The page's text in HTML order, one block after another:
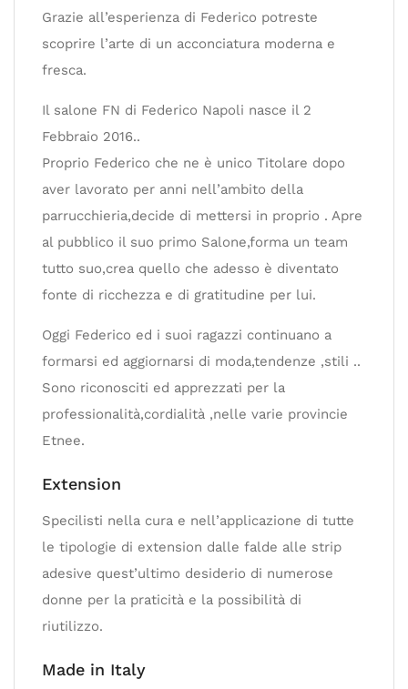
Grazie all’esperienza di Federico potreste
scoprire l’arte di un acconciatura moderna e
fresca.
Il salone FN di Federico Napoli nasce il 2
Febbraio 2016..
Proprio Federico che ne è unico Titolare dopo
aver lavorato per anni nell’ambito della
parrucchieria,decide di mettersi in proprio . Apre
al pubblico il suo primo Salone,forma un team
tutto suo,crea quello che adesso è diventato
fonte di ricchezza e di gratitudine per lui.
Oggi Federico ed i suoi ragazzi continuano a
formarsi ed aggiornarsi di moda,tendenze ,stili ..
Sono riconosciti ed apprezzati per la
professionalità,cordialità ,nelle varie provincie
Etnee.
Extension
Specilisti nella cura e nell’applicazione di tutte
le tipologie di extension dalle falde alle strip
adesive quest’ultimo desiderio di numerose
donne per la praticità e la possibilità di
riutilizzo.
Made in Italy